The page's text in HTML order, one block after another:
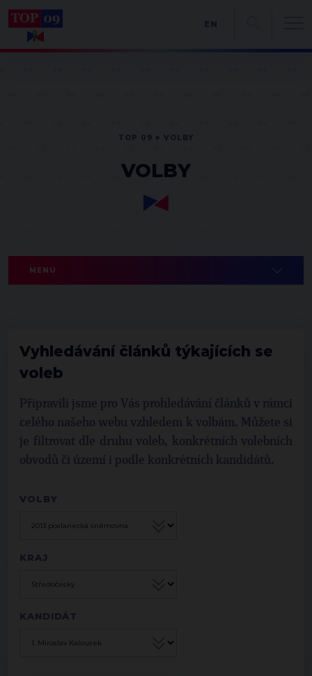
VOLBY
MENU
Vyhledávání článků týkajících se
voleb
Připravili jsme pro Vás prohledávání článků v rámci
celého našeho webu vzhledem k volbám. Můžete si
je filtrovat dle druhu voleb, konkrétních volebních
obvodů či území i podle konkrétních kandidátů.
VOLBY
KRAJ
KANDIDÁT